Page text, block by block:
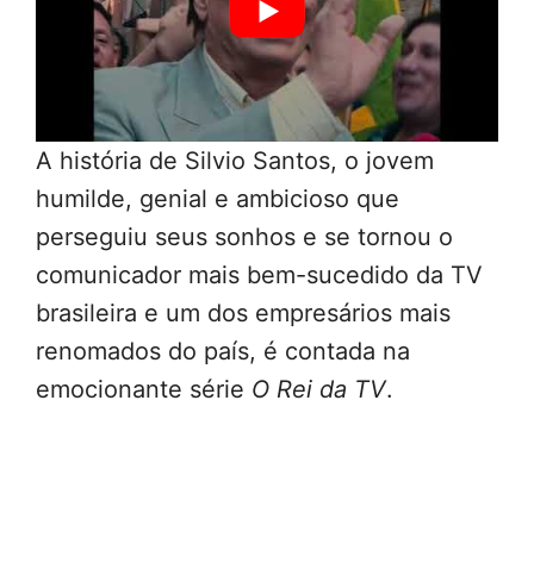
A história de Silvio Santos, o jovem
humilde, genial e ambicioso que
perseguiu seus sonhos e se tornou o
comunicador mais bem-sucedido da TV
brasileira e um dos empresários mais
renomados do país, é contada na
emocionante série O Rei da TV.